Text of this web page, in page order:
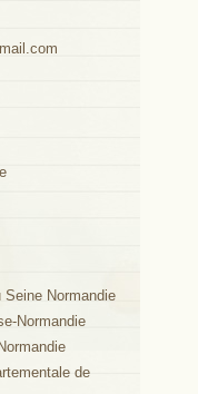
Seine Normandie
Normandie
de